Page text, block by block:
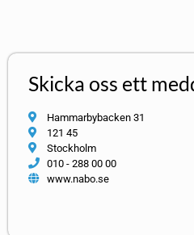
Skicka oss ett
Hammarbybacken 31
121 45
Stockholm
010 - 288 00 00
www.nabo.se